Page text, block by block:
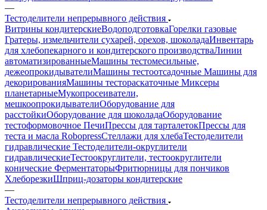
—
Тестоделители непрерывного действия
Витрины кондитерскиеВодоподготовкаГорелки газовые
Гратеры, измельчители сухарей, орехов, шоколадаИнвентарь
для хлебопекарного и кондитерского производстваЛинии
автоматизированныеМашины тестомесильные,
дежеопрокидывателиМашины тестоотсадочные Машины для
декорированияМашины тестораскаточные Миксеры
планетарныеМукопросеиватели,
мешкоопрокидывателиОборудование для
расстойкиОборудование для шоколадаОборудование
тестоформовочное ПечиПрессы для тарталетокПрессы для
теста и масла RobopressСтеллажи для хлебаТестоделители
гидравлические Тестоделители-округлители
гидравлическиеТестоокруглители, тестоокруглители
конические ФерментаторыФритюрницы для пончиков
ХлеборезкиШприц-дозаторы кондитерские
—
Тестоделители непрерывного действия